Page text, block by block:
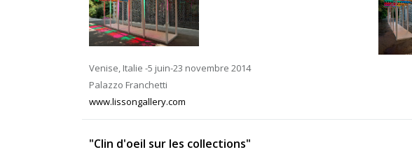
Venise, Italie -5 juin-23 novembre 2014
Palazzo Franchetti
www.lissongallery.com
"Clin d'oeil sur les collections"